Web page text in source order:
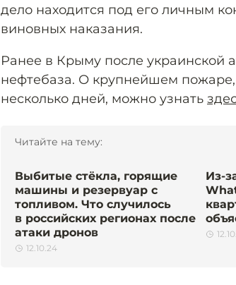
дело находится под его личным
виновных наказания.
Ранее в Крыму после украинской
нефтебаза. О крупнейшем
несколько дней, можно узнать
Читайте на тему:
Выбитые стёкла, горящие
машины и резервуар с
топливом. Что случилось
в российских регионах после
атаки дронов
12.10.24
Из-